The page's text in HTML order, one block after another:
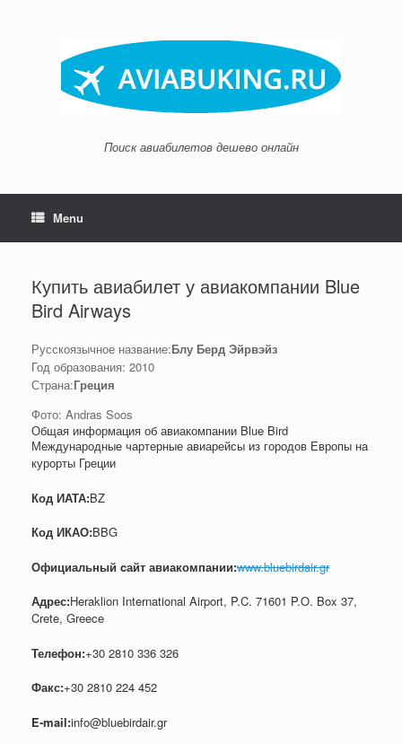
Поиск авиабилетов дешево онлайн
Menu
Купить авиабилет у авиакомпании Blue
Bird Airways
Русскоязычное название:Блу Берд Эйрвэйз
Год образования: 2010
Страна:Греция
Фото: Andras Soos
Общая информация об авиакомпании Blue Bird
Международные чартерные авиарейсы из городов Европы на
курорты Греции
Код ИАТА:BZ
Код ИКАО:BBG
Официальный cайт авиакомпании:www.bluebirdair.gr
Адрес:Heraklion International Airport, P.C. 71601 P.O. Box 37,
Crete, Greece
Телефон:+30 2810 336 326
Факс:+30 2810 224 452
E-mail:info@bluebirdair.gr